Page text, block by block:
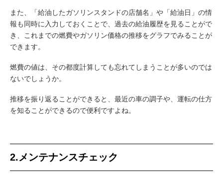
また、「給油したガソリンスタンドの店舗名」や「給油日」の情
報も同時に入力しておくことで、過去の給油履歴を見ることがで
き、これまでの燃費やガソリン価格の推移をグラフでみることが
できます。
燃費の値は、その都度計算しても忘れてしまうことが多いのでは
ないでしょうか。
推移を振り返ることができると、最近の車の調子や、運転の仕方
を知ることができるので便利ですよね。
2.メンテナンスチェック